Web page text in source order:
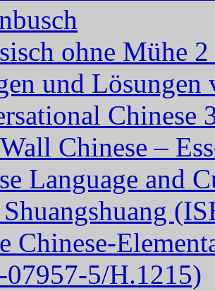
ohne Mühe
und
Chinese
Chinese –
Language and
Chinese-
07957-5/H.1215)